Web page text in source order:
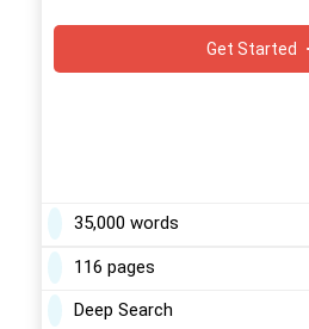
Get Started
35,000 words
116 pages
Deep Search